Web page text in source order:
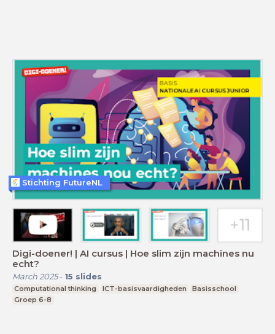
Digi-doener! | AI cursus | Hoe slim zijn machines nu
echt?
March 2025- 15 slides
Computational thinking ICT-basisvaardigheden
Basisschool
Groep 6-8
Stichting FutureNL